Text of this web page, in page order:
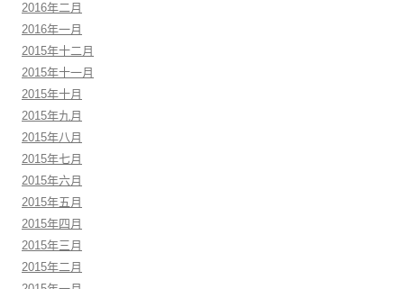
2016年二月
2016年一月
2015年十二月
2015年十一月
2015年十月
2015年九月
2015年八月
2015年七月
2015年六月
2015年五月
2015年四月
2015年三月
2015年二月